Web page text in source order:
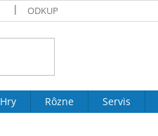
ODKUP
Hry Rôzne Servis